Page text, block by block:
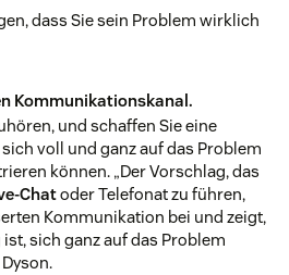
dass Sie sein Problem wirklich
Kommunikationskanal.
und schaffen Sie eine
voll und ganz auf das Problem
können. „Der Vorschlag, das
Chatoder Telefonat zu führen,
Kommunikation bei und zeigt,
sich ganz auf das Problem